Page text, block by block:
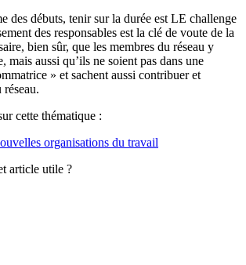
des débuts, tenir sur la durée est LE challenge
des responsables est la clé de voute de la
bien sûr, que les membres du réseau y
mais aussi qu’ils ne soient pas dans une
» et sachent aussi contribuer et
cette thématique :
organisations du travail
article utile ?